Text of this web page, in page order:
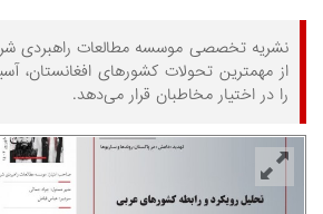
نشریه تخصصی موسسه مطالعات راهبردی
از مهمترین تحولات کشورهای افغانستان،
را در اختیار مخاطبان قرار می‌دهد.